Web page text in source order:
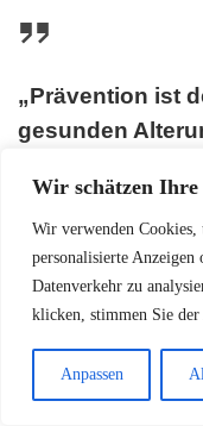
Wir schätzen
Wir verwenden
personalisierte Anzeigen
Datenverkehr zu
klicken, stimmen Sie
Anpassen
„Prävention ist
gesunden
Zögern Sie nicht,
Gesundheit